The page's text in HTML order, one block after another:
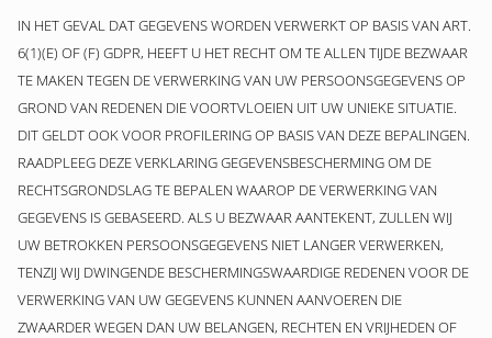
IN HET GEVAL DAT GEGEVENS WORDEN VERWERKT OP BASIS VAN ART.
6(1)(E) OF (F) GDPR, HEEFT U HET RECHT OM TE ALLEN TIJDE BEZWAAR
TE MAKEN TEGEN DE VERWERKING VAN UW PERSOONSGEGEVENS OP
GROND VAN REDENEN DIE VOORTVLOEIEN UIT UW UNIEKE SITUATIE.
DIT GELDT OOK VOOR PROFILERING OP BASIS VAN DEZE BEPALINGEN.
RAADPLEEG DEZE VERKLARING GEGEVENSBESCHERMING OM DE
RECHTSGRONDSLAG TE BEPALEN WAAROP DE VERWERKING VAN
GEGEVENS IS GEBASEERD. ALS U BEZWAAR AANTEKENT, ZULLEN WIJ
UW BETROKKEN PERSOONSGEGEVENS NIET LANGER VERWERKEN,
TENZIJ WIJ DWINGENDE BESCHERMINGSWAARDIGE REDENEN VOOR DE
VERWERKING VAN UW GEGEVENS KUNNEN AANVOEREN DIE
ZWAARDER WEGEN DAN UW BELANGEN, RECHTEN EN VRIJHEDEN OF